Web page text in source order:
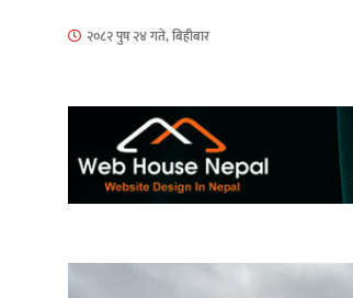
२०८२ पुष २४ गते, बिहीबार